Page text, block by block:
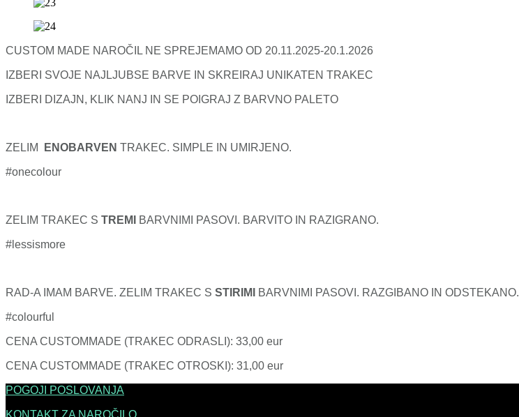
CUSTOM MADE NAROČIL NE SPREJEMAMO OD 20.11.2025-20.1.2026
IZBERI SVOJE NAJLJUBSE BARVE IN SKREIRAJ UNIKATEN TRAKEC
IZBERI DIZAJN, KLIK NANJ IN SE POIGRAJ Z BARVNO PALETO
ZELIM ENOBARVEN TRAKEC. SIMPLE IN UMIRJENO.
#onecolour
ZELIM TRAKEC S TREMI BARVNIMI PASOVI. BARVITO IN RAZIGRANO.
#lessismore
RAD-A IMAM BARVE. ZELIM TRAKEC S STIRIMI BARVNIMI PASOVI. RAZGIBANO IN ODSTEKANO.
#colourful
CENA CUSTOMMADE (TRAKEC ODRASLI): 33,00 eur
CENA CUSTOMMADE (TRAKEC OTROSKI): 31,00 eur
POGOJI POSLOVANJA
KONTAKT ZA NAROČILO